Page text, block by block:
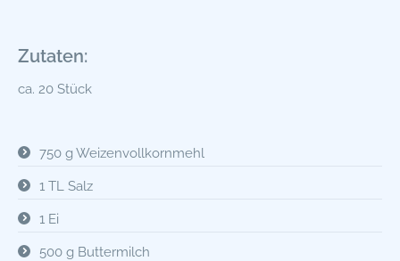
Zutaten:
ca. 20 Stück
750 g Weizenvollkornmehl
1 TL Salz
1 Ei
500 g Buttermilch